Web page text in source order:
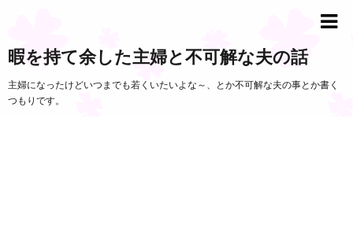
暇を持て余した主婦と不可解な夫の話
主婦になったけどいつまでも若くいたいよな～、とか不可解な夫の事とか書く
つもりです。